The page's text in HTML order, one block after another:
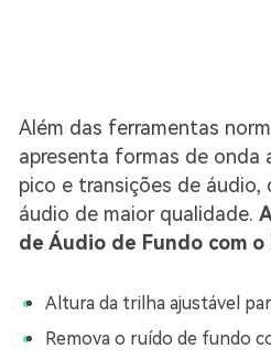
Além das ferramentas
apresenta formas de onda
pico e transições de áudio,
áudio de maior qualidade.
de Áudio de Fundo com o
Altura da trilha ajustável
Remova o ruído de fundo